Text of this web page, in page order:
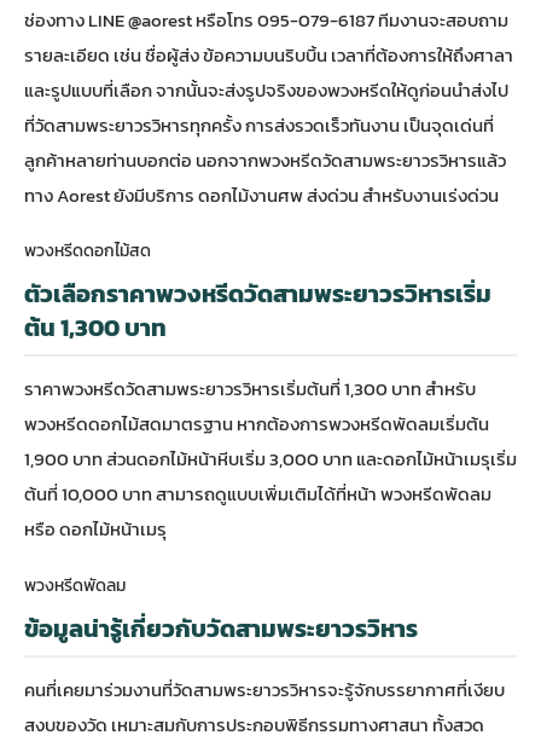
ช่องทาง LINE @aorest หรือโทร 095-079-6187 ทีมงานจะสอบถาม
รายละเอียด เช่น ชื่อผู้ส่ง ข้อความบนริบบิ้น เวลาที่ต้องการให้ถึงศาลา
และรูปแบบที่เลือก จากนั้นจะส่งรูปจริงของพวงหรีดให้ดูก่อนนำส่งไป
ที่วัดสามพระยาวรวิหารทุกครั้ง การส่งรวดเร็วทันงาน เป็นจุดเด่นที่
ลูกค้าหลายท่านบอกต่อ นอกจากพวงหรีดวัดสามพระยาวรวิหารแล้ว
ทาง Aorest ยังมีบริการดอกไม้งานศพ ส่งด่วนสำหรับงานเร่งด่วน
พวงหรีดดอกไม้สด
ตัวเลือกราคาพวงหรีดวัดสามพระยาวรวิหารเริ่ม
ต้น 1,300 บาท
ราคาพวงหรีดวัดสามพระยาวรวิหารเริ่มต้นที่ 1,300 บาท สำหรับ
พวงหรีดดอกไม้สดมาตรฐาน หากต้องการพวงหรีดพัดลมเริ่มต้น
1,900 บาท ส่วนดอกไม้หน้าหีบเริ่ม 3,000 บาท และดอกไม้หน้าเมรุเริ่ม
ต้นที่ 10,000 บาท สามารถดูแบบเพิ่มเติมได้ที่หน้าพวงหรีดพัดลม
หรือดอกไม้หน้าเมรุ
พวงหรีดพัดลม
ข้อมูลน่ารู้เกี่ยวกับวัดสามพระยาวรวิหาร
คนที่เคยมาร่วมงานที่วัดสามพระยาวรวิหารจะรู้จักบรรยากาศที่เงียบ
สงบของวัด เหมาะสมกับการประกอบพิธีกรรมทางศาสนา ทั้งสวด